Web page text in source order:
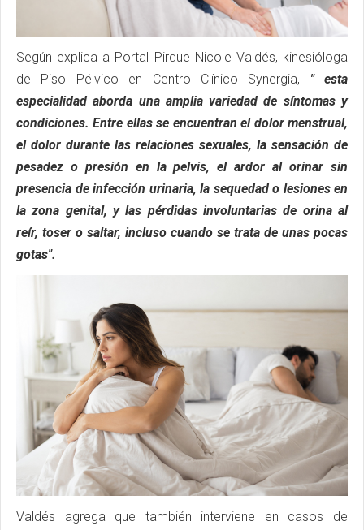
Según explica a Portal Pirque Nicole Valdés, kinesióloga
de Piso Pélvico en Centro Clínico Synergia, " esta
especialidad aborda una amplia variedad de síntomas y
condiciones. Entre ellas se encuentran el dolor menstrual,
el dolor durante las relaciones sexuales, la sensación de
pesadez o presión en la pelvis, el ardor al orinar sin
presencia de infección urinaria, la sequedad o lesiones en
la zona genital, y las pérdidas involuntarias de orina al
reír, toser o saltar, incluso cuando se trata de unas pocas
gotas".
Valdés agrega que también interviene en casos de